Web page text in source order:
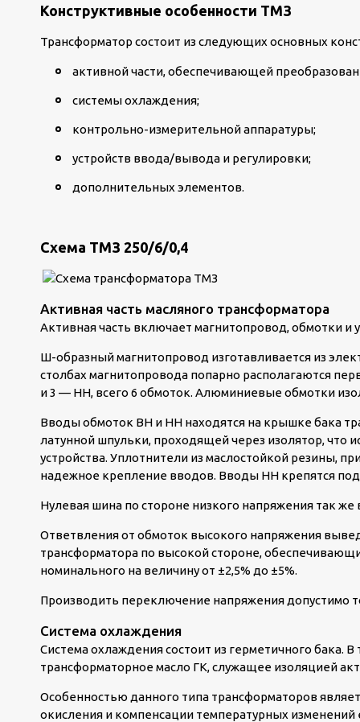
Конструктивные особенности ТМЗ
Трансформатор состоит из следующих основных
активной части, обеспечивающей
системы охлаждения;
контрольно-измерительной аппаратуры;
устройств ввода/вывода и регулировки;
дополнительных элементов.
Схема ТМЗ 250/6/0,4
Активная часть масляного трансформатора
Активная часть включает магнитопровод, обмотки и
Ш-образный магнитопровод изготавливается из
столбах магнитопровода попарно располагаются
и 3 — НН, всего 6 обмоток. Алюминиевые обмотки
Вводы обмоток ВН и НН находятся на крышке бака
латунной шпульки, проходящей через изолятор, что
устройства. Уплотнители из маслостойкой резины,
надежное крепление вводов. Вводы НН крепятся
Нулевая шина по стороне низкого напряжения так
Ответвления от обмоток высокого напряжения
трансформатора по высокой стороне,
номинального на величину от ±2,5% до ±5%.
Производить переключение напряжения допустимо
Система охлаждения
Система охлаждения состоит из герметичного бака.
трансформаторное масло ГК, служащее изоляцией
Особенностью данного типа трансформаторов
окисления и компенсации температурных изменений